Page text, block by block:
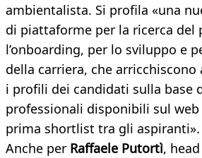
ambientalista. Si profila «una
di piattaforme per la ricerca del
l’onboarding, per lo sviluppo e
della carriera, che
i profili dei candidati sulla base
professionali disponibili sul web
prima shortlist tra gli aspiranti».
Anche per Raffaele Putortì,